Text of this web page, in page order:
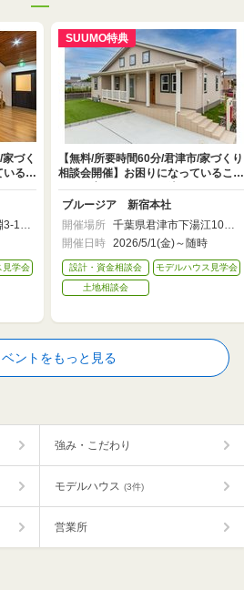
づく
いるこ
す。
3-13-
見学会
SUUMO特典
【無料/所要時間60分/君津市/家づくり
相談会開催】お困りになっていること
や、不安なことなど解決します。
ブルージア 新宿本社
開催場所 千葉県君津市下湯江1062
付近
開催日時 2026/5/1(金)～随時
設計・資金相談会
モデルハウス見学会
土地相談会
ントをもっと見る
強み・こだわり
モデルハウス (3件)
営業所